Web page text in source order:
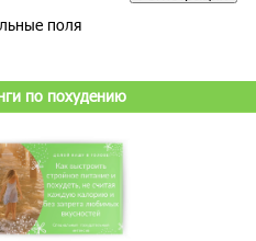
поля
по похудению